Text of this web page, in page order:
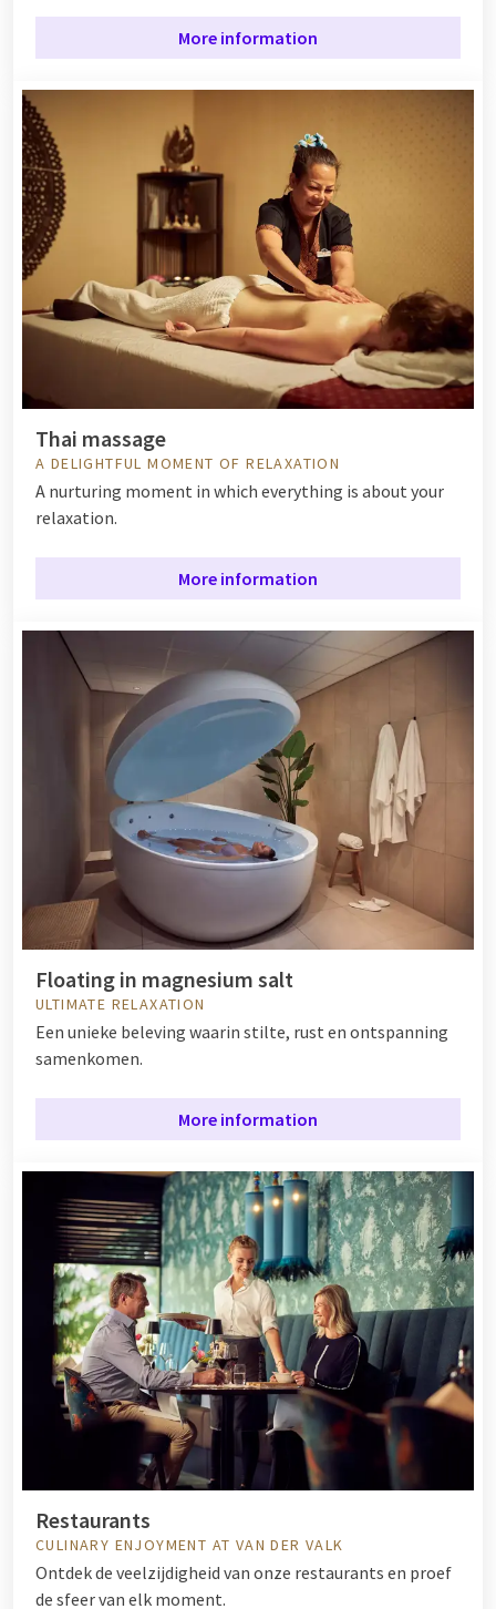
More information
Thai massage
A DELIGHTFUL MOMENT OF RELAXATION
A nurturing moment in which everything is about your
relaxation.
More information
Floating in magnesium salt
ULTIMATE RELAXATION
Een unieke beleving waarin stilte, rust en ontspanning
samenkomen.
More information
Restaurants
CULINARY ENJOYMENT AT VAN DER VALK
Ontdek de veelzijdigheid van onze restaurants en proef
de sfeer van elk moment.